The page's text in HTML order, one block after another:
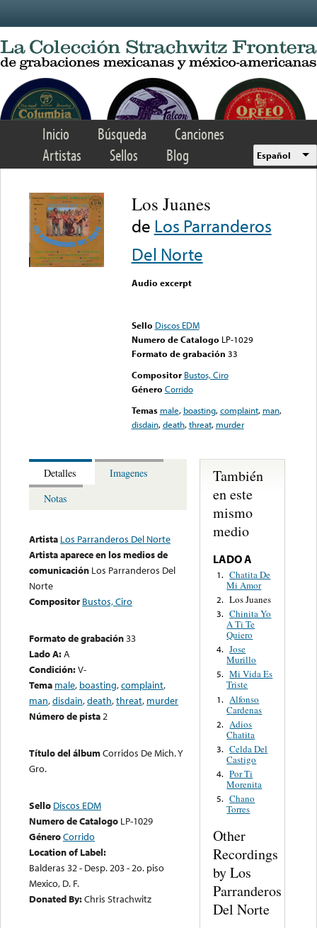
Inicio Búsqueda
Canciones
Artistas
Sellos Blog Español
Los Juanes
de Los Parranderos
Del Norte
Audio excerpt
Sello Discos EDM
Numero de Catalogo LP-1029
Formato de grabación 33
Compositor Bustos, Ciro
Género Corrido
Temas male, boasting,complaint, man,
disdain,death,threat, murder
Detalles
Imagenes
Notas
Artista Los Parranderos Del Norte
Artista aparece en los medios de
comunicación Los Parranderos Del
Norte
Compositor Bustos, Ciro
Formato de grabación33
Lado A:A
Condición:V-
Tema male, boasting,complaint,
man,disdain,death,threat, murder
Número de pista2
Título del álbumCorridos De Mich. Y
Gro.
Sello Discos EDM
Numero de Catalogo LP-1029
GéneroCorrido
Location of Label:
Balderas 32 - Desp. 203 - 2o. piso
Mexico, D. F.
Donated By:Chris Strachwitz
También
en este
mismo
medio
LADO A
1. Chatita De
Mi Amor
2. Los Juanes
3. Chinita Yo
A Ti Te
Quiero
4. Jose
Murillo
5. Mi Vida Es
Triste
1. Alfonso
Cardenas
2. Adios
Chatita
3. Celda Del
Castigo
4. Por Ti
Morenita
5. Chano
Torres
Other
Recordings
by Los
Parranderos
Del Norte